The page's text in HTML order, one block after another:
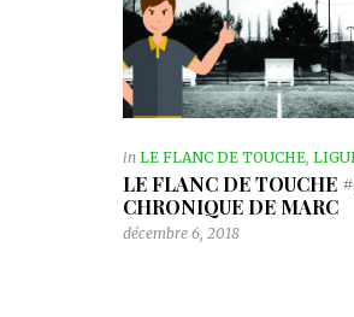
in LE FLANC DE TOUCHE
LE FLANC DE TOUCHE
CHRONIQUE DE MARC
décembre 6, 2018